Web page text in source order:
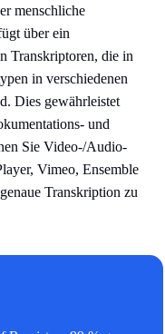
menschliche
über ein
Transkriptoren, die in
in verschiedenen
Dies gewährleistet
und
Sie Video-/Audio-
Vimeo, Ensemble
Transkription zu